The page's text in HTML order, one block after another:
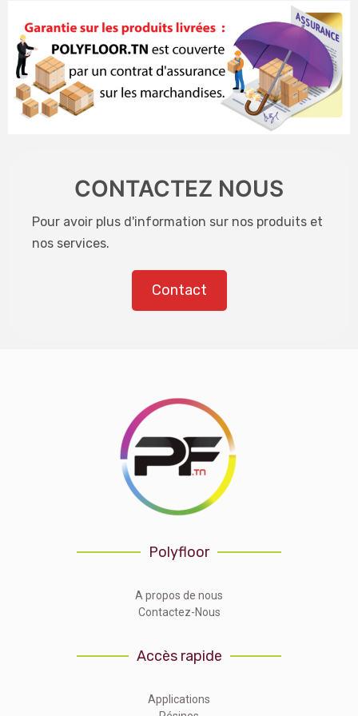
CONTACTEZ NOUS
Pour avoir plus d'information sur nos produits et
nos services.
Contact
Polyfloor
A propos de nous
Contactez-Nous
Accès rapide
Applications